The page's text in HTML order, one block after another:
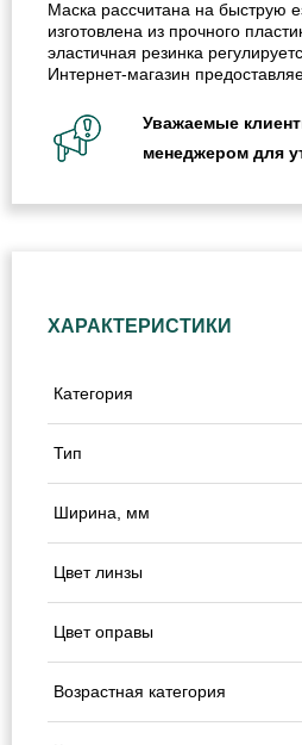
Маска рассчитана на быструю
изготовлена из прочного
эластичная резинка
Интернет-магазин
Уважаемые
менеджером для
ХАРАКТЕРИСТИКИ
Категория
Тип
Ширина, мм
Цвет линзы
Цвет оправы
Возрастная категория